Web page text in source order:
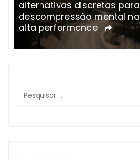
alternativas discretas para
descompressão mental
alta performance